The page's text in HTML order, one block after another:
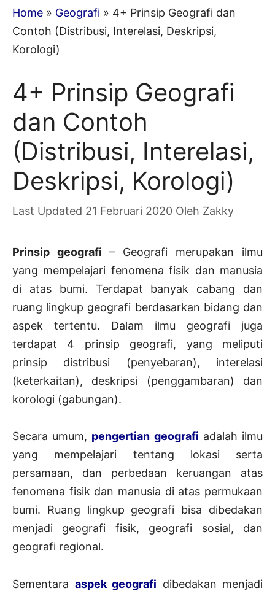
Home » Geografi » 4+ Prinsip Geografi dan
Contoh (Distribusi, Interelasi, Deskripsi,
Korologi)
4+ Prinsip Geografi
dan Contoh
(Distribusi, Interelasi,
Deskripsi, Korologi)
21 Februari 2020 Oleh Zakky
Prinsip geografi – Geografi merupakan ilmu
yang mempelajari fenomena fisik dan manusia
di atas bumi. Terdapat banyak cabang dan
ruang lingkup geografi berdasarkan bidang dan
aspek tertentu. Dalam ilmu geografi juga
terdapat 4 prinsip geografi, yang meliputi
prinsip distribusi (penyebaran), interelasi
(keterkaitan), deskripsi (penggambaran) dan
korologi (gabungan).
Secara umum, pengertian geografi adalah ilmu
yang mempelajari tentang lokasi serta
persamaan, dan perbedaan keruangan atas
fenomena fisik dan manusia di atas permukaan
bumi. Ruang lingkup geografi bisa dibedakan
menjadi geografi fisik, geografi sosial, dan
geografi regional.
Sementara aspek geografi dibedakan menjadi